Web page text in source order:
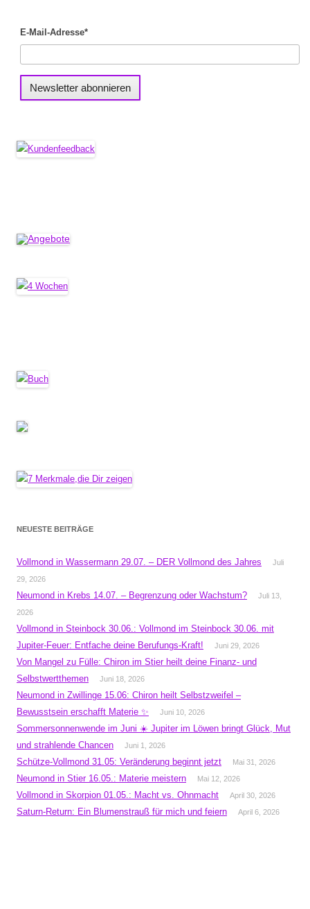
E-Mail-Adresse*
NEUESTE BEITRÄGE
Vollmond in Wassermann 29.07. – DER Vollmond des Jahres
Juli
29, 2026
Neumond in Krebs 14.07. – Begrenzung oder Wachstum?
Juli 13,
2026
Vollmond in Steinbock 30.06.: Vollmond im Steinbock 30.06. mit
Jupiter-Feuer: Entfache deine Berufungs-Kraft!
Juni 29, 2026
Von Mangel zu Fülle: Chiron im Stier heilt deine Finanz- und
Selbstwertthemen
Juni 18, 2026
Neumond in Zwillinge 15.06: Chiron heilt Selbstzweifel –
Bewusstsein erschafft Materie ✨
Juni 10, 2026
Sommersonnenwende im Juni ☀️ Jupiter im Löwen bringt Glück, Mut
und strahlende Chancen
Juni 1, 2026
Schütze-Vollmond 31.05: Veränderung beginnt jetzt Mai 31, 2026
Neumond in Stier 16.05.: Materie meistern Mai 12, 2026
Vollmond in Skorpion 01.05.: Macht vs. Ohnmacht April 30, 2026
Saturn-Return: Ein Blumenstrauß für mich und feiern April 6, 2026